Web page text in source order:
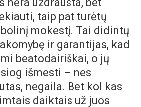
nėra uždrausta, bet
taip pat turėtų
mokestį. Tai didintų
ir garantijas, kad
beatodairiškai, o jų
išmesti – nes
negaila. Bet kol kas
daiktais už juos